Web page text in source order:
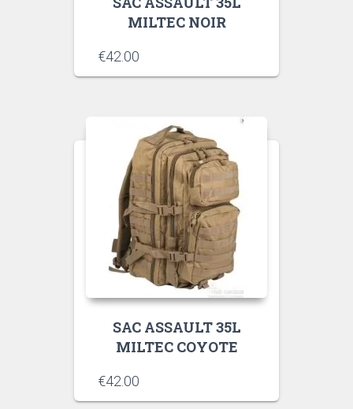
MILTEC NOIR
€42.00
SAC ASSAULT 35L
MILTEC COYOTE
€42.00